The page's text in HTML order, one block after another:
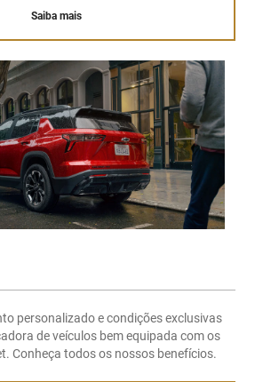
Saiba mais
personalizado e condições exclusivas
de veículos bem equipada com os
Conheça todos os nossos benefícios.